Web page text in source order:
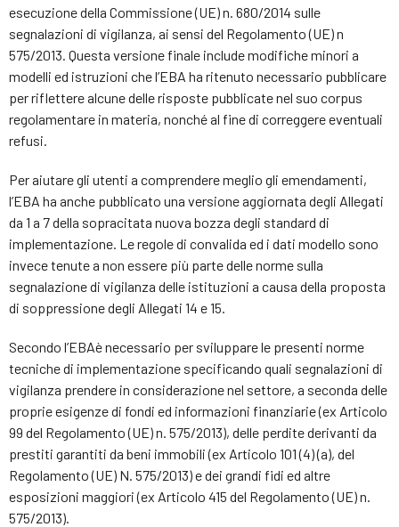
esecuzione della Commissione (UE) n. 680/2014 sulle
segnalazioni di vigilanza, ai sensi del Regolamento (UE) n
575/2013. Questa versione finale include modifiche minori a
modelli ed istruzioni che l’EBA ha ritenuto necessario pubblicare
per riflettere alcune delle risposte pubblicate nel suo corpus
regolamentare in materia, nonché al fine di correggere eventuali
refusi.
Per aiutare gli utenti a comprendere meglio gli emendamenti,
l’EBA ha anche pubblicato una versione aggiornata degli Allegati
da 1 a 7 della sopracitata nuova bozza degli standard di
implementazione. Le regole di convalida ed i dati modello sono
invece tenute a non essere più parte delle norme sulla
segnalazione di vigilanza delle istituzioni a causa della proposta
di soppressione degli Allegati 14 e 15.
Secondo l’EBAè necessario per sviluppare le presenti norme
tecniche di implementazione specificando quali segnalazioni di
vigilanza prendere in considerazione nel settore, a seconda delle
proprie esigenze di fondi ed informazioni finanziarie (ex Articolo
99 del Regolamento (UE) n. 575/2013), delle perdite derivanti da
prestiti garantiti da beni immobili (ex Articolo 101 (4) (a), del
Regolamento (UE) N. 575/2013) e dei grandi fidi ed altre
esposizioni maggiori (ex Articolo 415 del Regolamento (UE) n.
575/2013).